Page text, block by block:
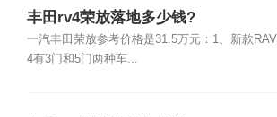
丰田rv4荣放落地多少钱?
一汽丰田荣放参考价格是31.5万元：1、新款RAV
4有3门和5门两种车...